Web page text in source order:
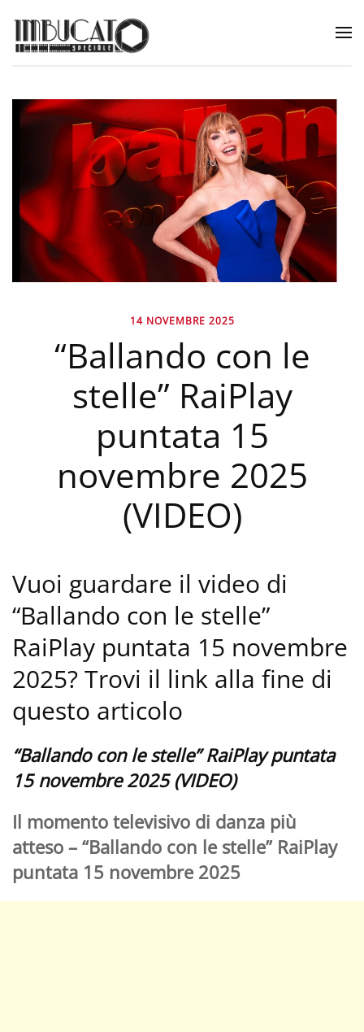
14 NOVEMBRE 2025
“Ballando con le
stelle” RaiPlay
puntata 15
novembre 2025
(VIDEO)
Vuoi guardare il video di
“Ballando con le stelle”
RaiPlay puntata 15 novembre
2025? Trovi il link alla fine di
questo articolo
“Ballando con le stelle” RaiPlay puntata
15 novembre 2025 (VIDEO)
Il momento televisivo di danza più
atteso – “Ballando con le stelle” RaiPlay
puntata 15 novembre 2025